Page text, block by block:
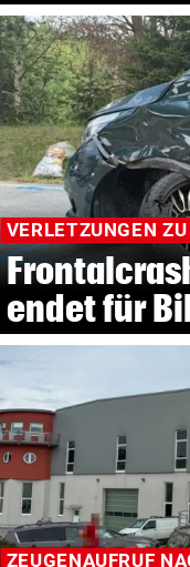
VERLETZUNGEN
endet für
ZEUGENAUFRUF